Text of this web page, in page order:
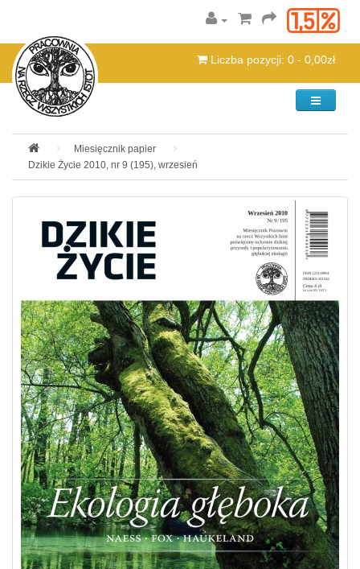
Liczba pozycji: 0 - 0,00zł
Kategorie
Miesięcznik papier
Dzikie Życie 2010, nr 9 (195), wrzesień